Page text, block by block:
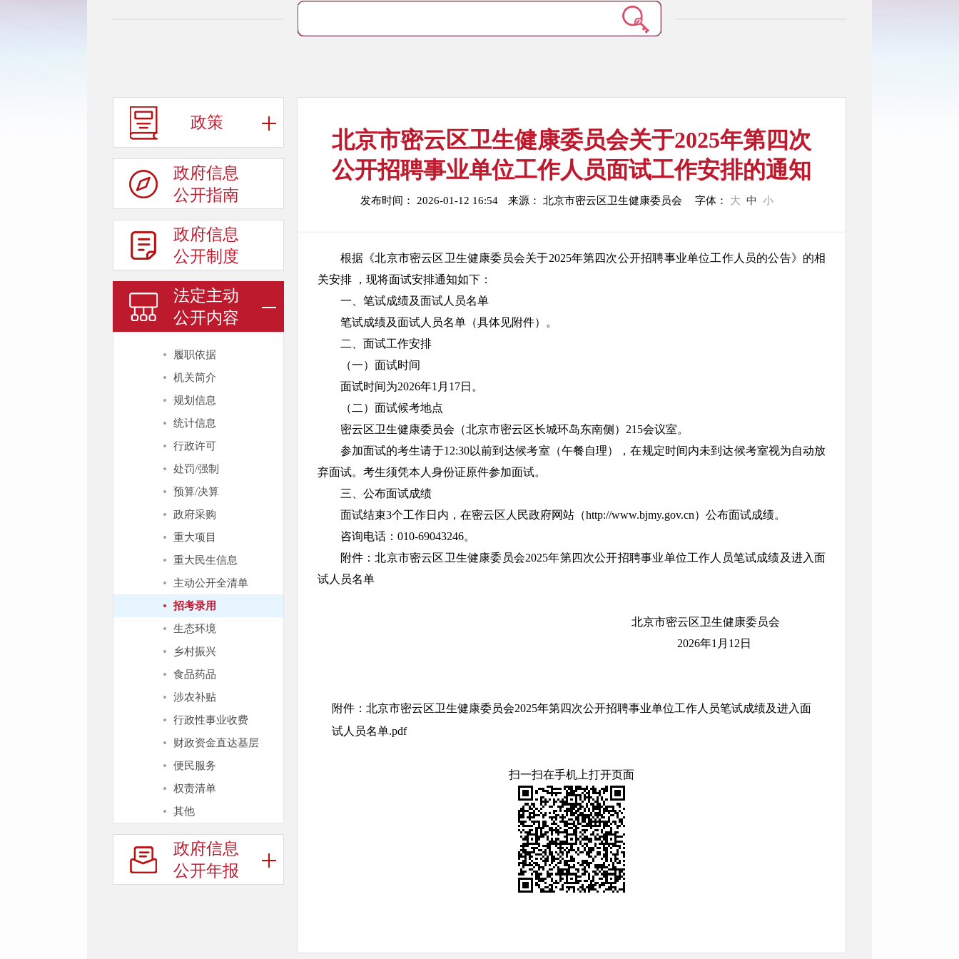
政策
政府信息
公开指南
政府信息
公开制度
法定主动
公开内容
履职依据
机关简介
规划信息
统计信息
行政许可
处罚/强制
预算/决算
政府采购
重大项目
重大民生信息
主动公开全清单
招考录用
生态环境
乡村振兴
食品药品
涉农补贴
行政性事业收费
财政资金直达基层
便民服务
权责清单
其他
政府信息
公开年报
北京市密云区卫生健康委员会关于2025年第四次
公开招聘事业单位工作人员面试工作安排的通知
发布时间： 2026-01-12 16:54 来源： 北京市密云区卫生健康委员会 字体： 大 中 小
根据《北京市密云区卫生健康委员会关于2025年第四次公开招聘事业单位工作人员的公告》的相
关安排 ，现将面试安排通知如下：
一、笔试成绩及面试人员名单
笔试成绩及面试人员名单（具体见附件）。
二、面试工作安排
（一）面试时间
面试时间为2026年1月17日。
（二）面试候考地点
密云区卫生健康委员会（北京市密云区长城环岛东南侧）215会议室。
参加面试的考生请于12:30以前到达候考室（午餐自理），在规定时间内未到达候考室视为自动放
弃面试。考生须凭本人身份证原件参加面试。
三、公布面试成绩
面试结束3个工作日内，在密云区人民政府网站（http://www.bjmy.gov.cn）公布面试成绩。
咨询电话：010-69043246。
附件：北京市密云区卫生健康委员会2025年第四次公开招聘事业单位工作人员笔试成绩及进入面
试人员名单
北京市密云区卫生健康委员会
2026年1月12日
附件：北京市密云区卫生健康委员会2025年第四次公开招聘事业单位工作人员笔试成绩及进入面
试人员名单.pdf
扫一扫在手机上打开页面